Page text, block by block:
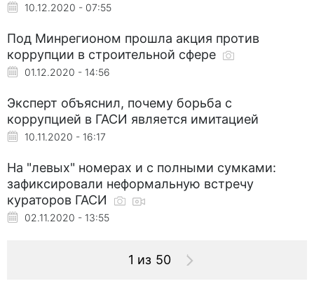
10.12.2020 - 07:55
Под Минрегионом прошла акция против
коррупции в строительной сфере
01.12.2020 - 14:56
Эксперт объяснил, почему борьба с
коррупцией в ГАСИ является имитацией
10.11.2020 - 16:17
На "левых" номерах и с полными сумками:
зафиксировали неформальную встречу
кураторов ГАСИ
02.11.2020 - 13:55
1 из 50